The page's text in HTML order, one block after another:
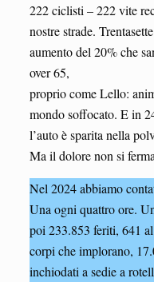
222 ciclisti – 222 vite
nostre strade.
aumento del 20% che
over 65,
proprio come Lello:
mondo soffocato. E in
l’auto è sparita nella
Ma il dolore non si
Nel 2024 abbiamo
Una ogni quattro ore.
poi 233.853 feriti, 641
corpi che implorano,
inchiodati a sedie a